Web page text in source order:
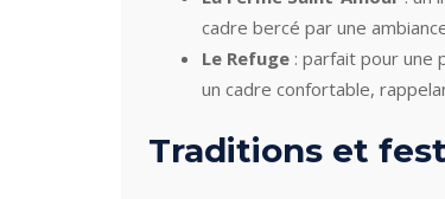
cadre bercé par une
Le Refuge : parfait pour une
un cadre confortable,
Traditions et